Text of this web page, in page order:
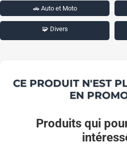
🚗 Auto et Moto
🧩 Divers
CE PRODUIT N'EST
EN
Produits qui